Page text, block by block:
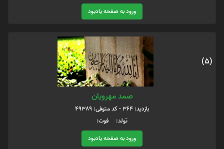
ورود به صفحه یادبود
(5)
صمد مهرویان
بازدید: 364 - کد متوفی: 49389
تولد: فوت:
ورود به صفحه یادبود